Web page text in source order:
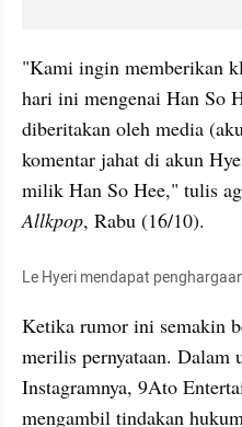
"Kami ingin memberikan
hari ini mengenai Han So
diberitakan oleh media
komentar jahat di akun
Allkpop, Rabu (16/10).
Le Hyeri mendapat
Ketika rumor ini semakin
merilis pernyataan. Dalam
Instagramnya, 9Ato
mengambil tindakan